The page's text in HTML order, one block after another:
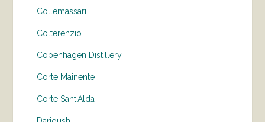
Collemassari
Colterenzio
Copenhagen Distillery
Corte Mainente
Corte Sant'Alda